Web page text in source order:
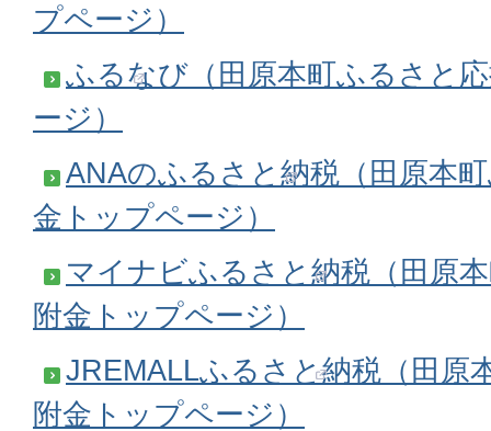
プページ）
ふるなび（田原本町ふるさと
ージ）
ANAのふるさと納税（田原本
金トップページ）
マイナビふるさと納税（田原
附金トップページ）
JREMALLふるさと納税（田原
附金トップページ）